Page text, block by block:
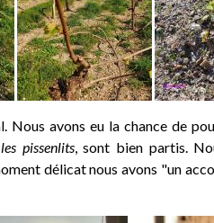
avons eu la chance de
pissenlits, sont bien partis.
délicat nous avons "un